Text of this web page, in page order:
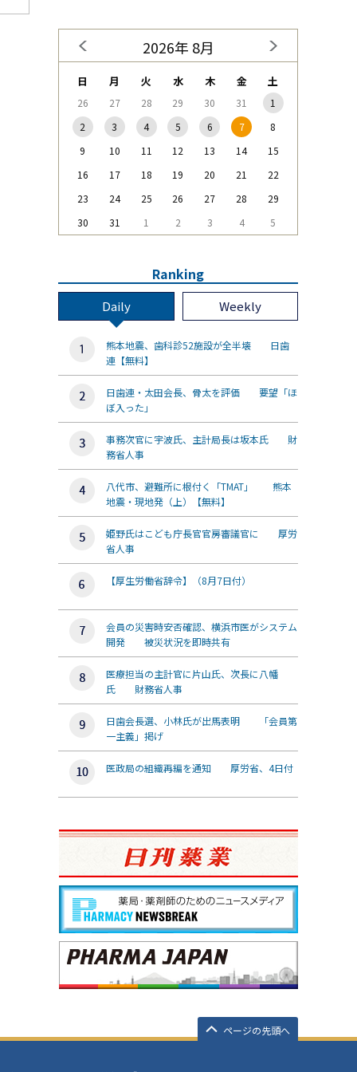
2026年 8月
日 月 火 水 木 金 土
26 27 28 29 30 31
1
2
3 4 5 6 7
8
9
10 11 12 13 14
15
16
17 18 19 20 21
22
23
24 25 26 27 28
29
30
31 1 2 3 4 5
Ranking
Daily Weekly
熊本地震、歯科診52施設が全半壊 日歯
連【無料】
日歯連・太田会長、骨太を評価 要望「ほ
ぼ入った」
事務次官に宇波氏、主計局長は坂本氏 財
務省人事
八代市、避難所に根付く「TMAT」 熊本
地震・現地発（上）【無料】
姫野氏はこども庁長官官房審議官に 厚労
省人事
【厚生労働省辞令】（8月7日付）
会員の災害時安否確認、横浜市医がシステム
開発 被災状況を即時共有
医療担当の主計官に片山氏、次長に八幡
氏 財務省人事
日歯会長選、小林氏が出馬表明 「会員第
一主義」掲げ
医政局の組織再編を通知 厚労省、4日付
ページの先頭へ